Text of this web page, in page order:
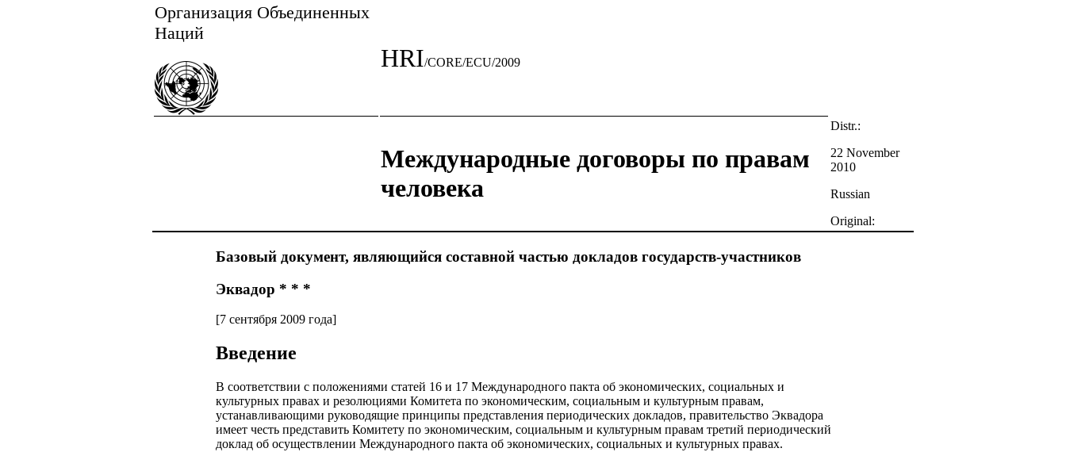
Организация Объединенных
Наций
HRI/CORE/ECU/2009
Международные договоры по правам
человека
Distr.:
22 November
2010
Russian
Original:
Базовый документ, являющийся составной частью докладов государств-участников
Эквадор * * *
[7 сентября 2009 года]
Введение
В соответствии с положениями статей 16 и 17 Международного пакта об экономических, социальных и
культурных правах и резолюциями Комитета по экономическим, социальным и культурным правам,
устанавливающими руководящие принципы представления периодических докладов, правительство Эквадора
имеет честь представить Комитету по экономическим, социальным и культурным правам третий периодический
доклад об осуществлении Международного пакта об экономических, социальных и культурных правах.